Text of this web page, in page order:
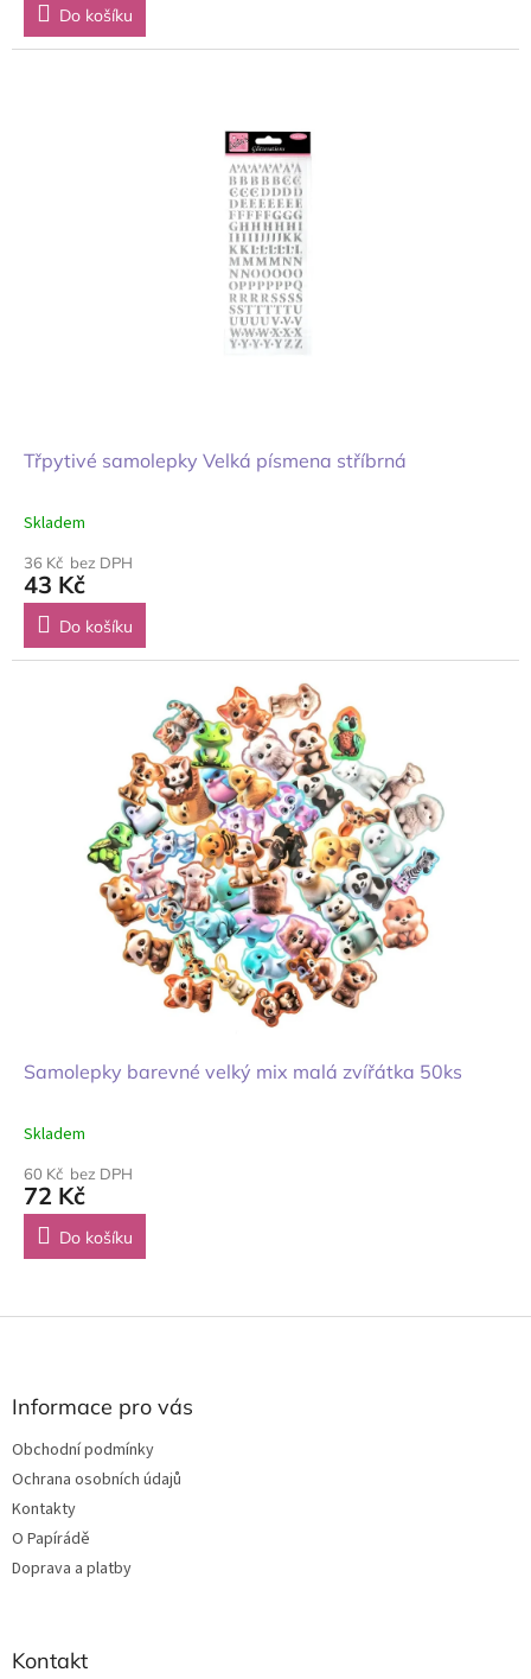
Do košíku
Třpytivé samolepky Velká písmena stříbrná
Skladem
36 Kč bez DPH
43 Kč
Do košíku
Samolepky barevné velký mix malá zvířátka 50ks
Skladem
60 Kč bez DPH
72 Kč
Do košíku
Z
Informace pro vás
Obchodní podmínky
Ochrana osobních údajů
Kontakty
O Papírádě
Doprava a platby
Kontakt